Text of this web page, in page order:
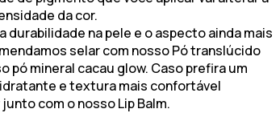
da cor.
durabilidade na pele e o aspecto ainda mais
selar com nosso Pó translúcido
pó mineral cacau glow. Caso prefira um
e textura mais confortável
com o nosso Lip Balm.